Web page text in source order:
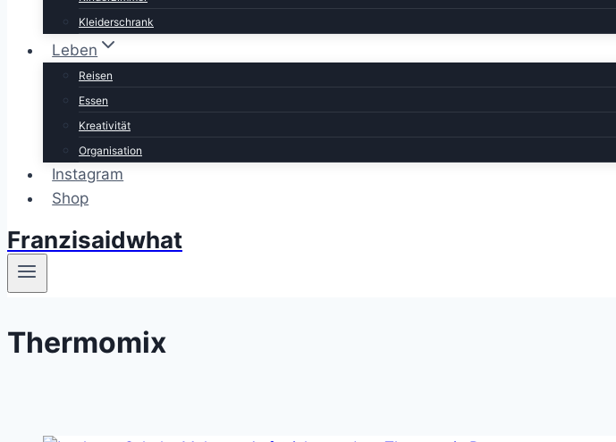
Kleiderschrank
Leben
Reisen
Essen
Kreativität
Organisation
Instagram
Shop
Franzisaidwhat
Thermomix